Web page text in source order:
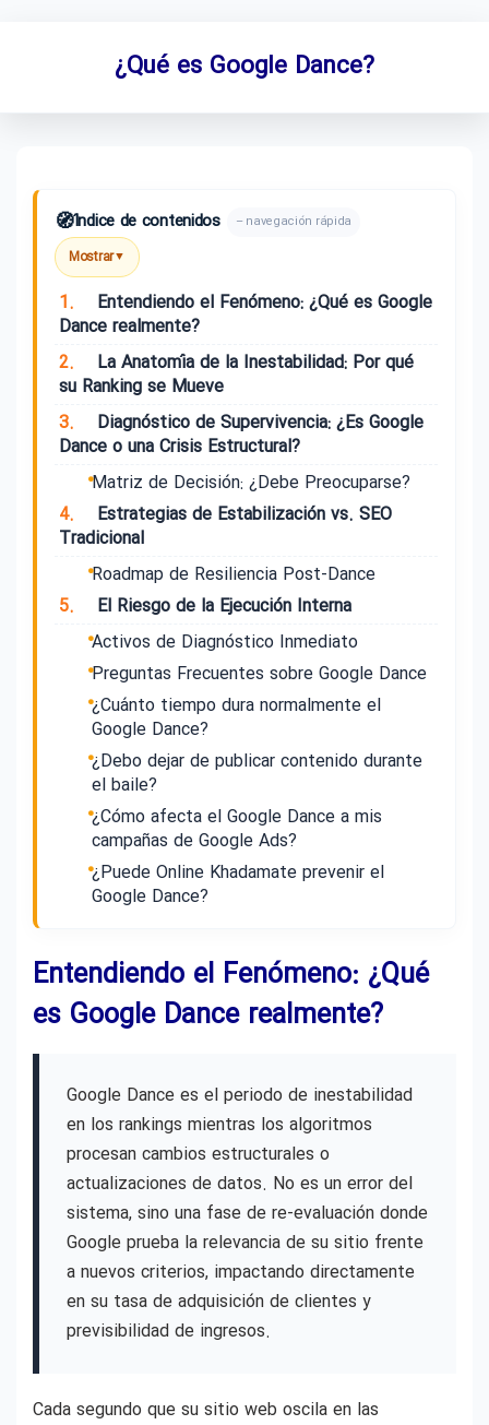
¿Qué es Google Dance?
🧭Índice de contenidos – navegación rápida
Mostrar▼
1.
Entendiendo el Fenómeno: ¿Qué es Google
Dance realmente?
2.
La Anatomía de la Inestabilidad: Por qué
su Ranking se Mueve
3.
Diagnóstico de Supervivencia: ¿Es Google
Dance o una Crisis Estructural?
Matriz de Decisión: ¿Debe Preocuparse?
4.
Estrategias de Estabilización vs. SEO
Tradicional
Roadmap de Resiliencia Post-Dance
5.
El Riesgo de la Ejecución Interna
Activos de Diagnóstico Inmediato
Preguntas Frecuentes sobre Google Dance
¿Cuánto tiempo dura normalmente el
Google Dance?
¿Debo dejar de publicar contenido durante
el baile?
¿Cómo afecta el Google Dance a mis
campañas de Google Ads?
¿Puede Online Khadamate prevenir el
Google Dance?
Entendiendo el Fenómeno: ¿Qué
es Google Dance realmente?
Google Dance es el periodo de inestabilidad
en los rankings mientras los algoritmos
procesan cambios estructurales o
actualizaciones de datos. No es un error del
sistema, sino una fase de re-evaluación donde
Google prueba la relevancia de su sitio frente
a nuevos criterios, impactando directamente
en su tasa de adquisición de clientes y
previsibilidad de ingresos.
Cada segundo que su sitio web oscila en las